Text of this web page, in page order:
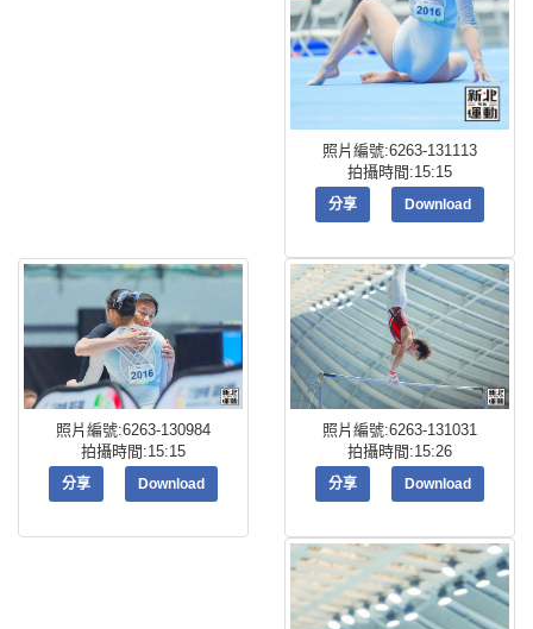
照片編號:6263-131113
拍攝時間:15:15
分享 Download
照片編號:6263-130984
拍攝時間:15:15
分享 Download
照片編號:6263-131031
拍攝時間:15:26
分享 Download